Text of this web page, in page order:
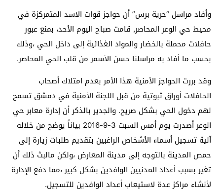
وأفاد مراسل “حرية برس” أن حواجز قوات الاسد المتمركزة في
محيط حي الوعر المحاصر, قامت صباح اليوم الأحد، بمنع عبور
حافلات محملة بالخضار والمواد الغذائية إلى داخل الحي ،وذلك
بحسب ما أفاد به مراسلنا حسن الأسمر من قلب الحي المحاصر.
وقد بررت الحواجز الأمنية هذا الأمر بعدم امتلاك أصحاب
الحافلات أوراق ثبوتية من قبل اللجنة الأمنية في دمشق تسمح
لهم دخول الحي بشكل صريح. والجدير بالذكر أن إدارة معابر حي
الوعر أصدرت يوم أمس السبت 3-9-2016 بياناً يوضح من خلاله
آلية تسجيل أسماء الأشخاص الراغبين بتقديم طلبات زيارة إلى
حمص المدينة بالتوجه إلى مدينة المعارض ،ولكن مالبث ذلك أن
تغير بسبب أعداد المدنيين الوافدين بشكل كبير ،مما دفع الإدارة
لأنشاء مراكز عدة لاستيعاب أعداد الوافدين للتسجيل.